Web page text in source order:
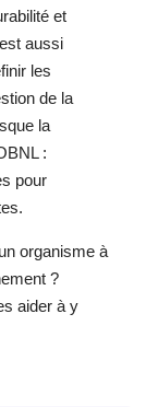
et
aussi
les
de la
la
:
pour
organisme à
?
aider à y